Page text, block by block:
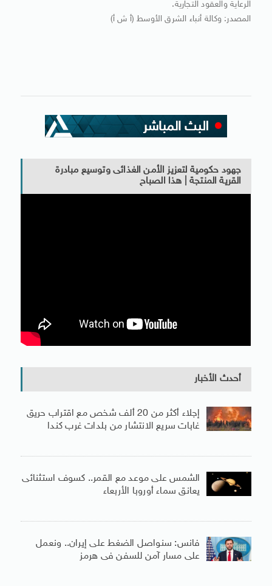
الرعاية والعقود التجارية.
المصدر: وكالة أنباء الشرق الأوسط (أ ش أ)
جهود حكومية لتعزيز الأمن الغذائى وتوسيع مبادرة
القرية المنتجة | هذا الصباح
أحدث الأخبار
إجلاء أكثر من 20 ألف شخص مع اقتراب حريق
غابات سريع الانتشار من بلدات غرب كندا
الشمس على موعد مع القمر.. كسوف استثنائى
يعانق سماء أوروبا الأربعاء
فانس: سنواصل الضغط على إيران.. ونعمل
على مسار آمن للسفن فى هرمز